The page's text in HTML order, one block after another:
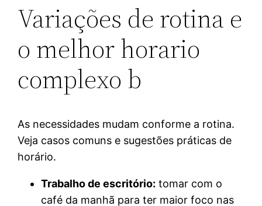
Variações de rotina e
o melhor horario
complexo b
As necessidades mudam conforme a rotina.
Veja casos comuns e sugestões práticas de
horário.
Trabalho de escritório: tomar com o
café da manhã para ter maior foco nas